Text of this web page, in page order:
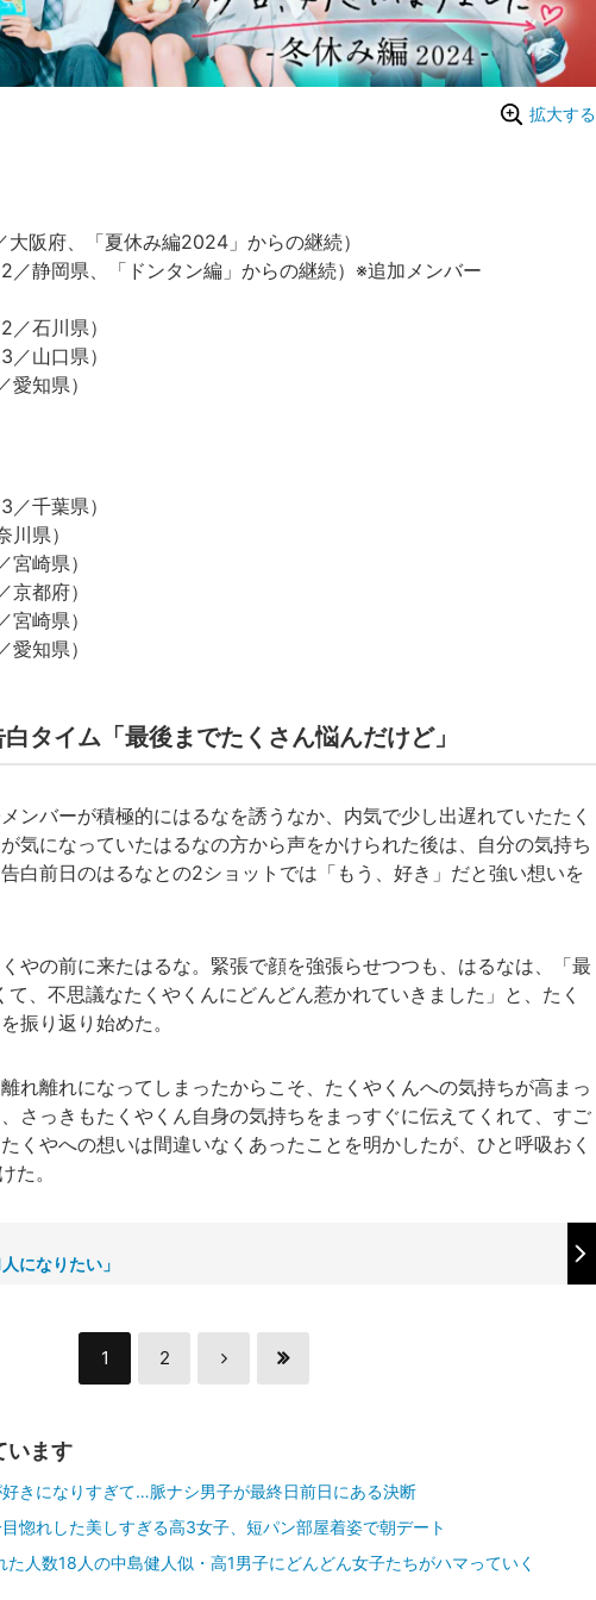
拡大する
大阪府、「夏休み編2024」からの継続）
／静岡県、「ドンタン編」からの継続）※追加メンバー
石川県）
山口県）
知県）
千葉県）
県）
崎県）
都府）
崎県）
知県）
タイム「最後までたくさん悩んだけど」
ンバーが積極的にはるなを誘うなか、内気で少し出遅れていたたく
気になっていたはるなの方から声をかけられた後は、自分の気持ち
白前日のはるなとの2ショットでは「もう、好き」だと強い想いを
やの前に来たはるな。緊張で顔を強張らせつつも、はるなは、「最
て、不思議なたくやくんにどんどん惹かれていきました」と、たく
振り返り始めた。
れ離れになってしまったからこそ、たくやくんへの気持ちが高まっ
さっきもたくやくん自身の気持ちをまっすぐに伝えてくれて、すご
くやへの想いは間違いなくあったことを明かしたが、ひと呼吸おく
た。
になりたい」
1 2
います
きになりすぎて…脈ナシ男子が最終日前日にある決断
惚れした美しすぎる高3女子、短パン部屋着姿で朝デート
た人数18人の中島健人似・高1男子にどんどん女子たちがハマっていく